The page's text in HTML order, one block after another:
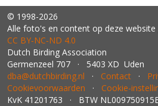
© 1998-2026
Alle foto's en content op deze website
CC BY‑NC‑ND 4.0
Dutch Birding Association
Germenzeel 707 · 5403 XD Uden
dba@dutchbirding.nl · Contact ·
Cookievoorwaarden · Cookie-
KvK 41201763 · BTW